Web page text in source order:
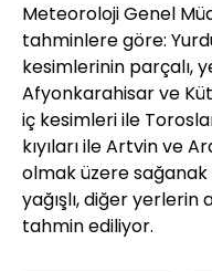
Meteoroloji Genel
tahminlere göre:
kesimlerinin parçalı,
Afyonkarahisar ve
iç kesimleri ile
kıyıları ile Artvin ve
olmak üzere
yağışlı, diğer yerlerin
tahmin ediliyor.